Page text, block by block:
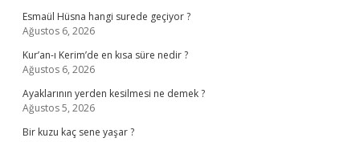
Esmaül Hüsna hangi surede geçiyor ?
Ağustos 6, 2026
Kur’an-ı Kerim’de en kısa süre nedir ?
Ağustos 6, 2026
Ayaklarının yerden kesilmesi ne demek ?
Ağustos 5, 2026
Bir kuzu kaç sene yaşar ?